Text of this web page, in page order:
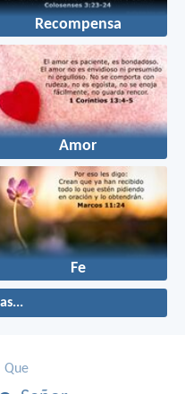
Recompensa
Amor
Fe
Que